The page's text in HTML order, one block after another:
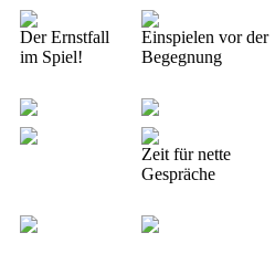
Der Ernstfall
im Spiel!
Einspielen vor der
Begegnung
Zeit für nette
Gespräche